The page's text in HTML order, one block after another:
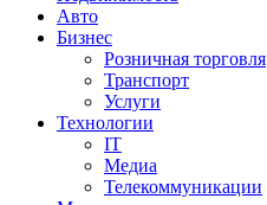
Авто
Бизнес
Розничная торговля
Транспорт
Услуги
Технологии
IT
Медиа
Телекоммуникации